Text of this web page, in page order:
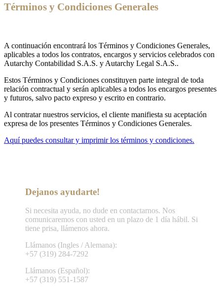
Términos y Condiciones Generales
A continuación encontrará los Términos y Condiciones Generales,
aplicables a todos los contratos, encargos y servicios celebrados con
Autarchy Contabilidad S.A.S. y Autarchy Legal S.A.S..
Estos Términos y Condiciones constituyen parte integral de toda
relación contractual y serán aplicables a todos los encargos presentes
y futuros, salvo pacto expreso y escrito en contrario.
Al contratar nuestros servicios, el cliente manifiesta su aceptación
expresa de los presentes Términos y Condiciones Generales.
Aquí puedes consultar y imprimir los términos y condiciones.
Dejanos ayudarte!
Si necesita ayuda, no dude en contactarnos. Nos
comunicaremos con usted en un plazo de 1 día hábil. Si
tiene prisa, llámenos ahora.
Llámanos (Ingles / Alemana):
+57 (319) 284-7292
Llámanos (Español):
+57 (319) 551-1587